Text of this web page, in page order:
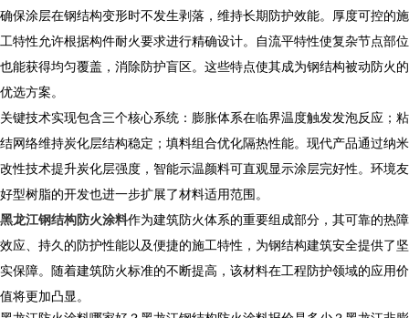
确保涂层在钢结构变形时不发生剥落，维持长期防护效能。厚度可控的施
工特性允许根据构件耐火要求进行精确设计。自流平特性使复杂节点部位
也能获得均匀覆盖，消除防护盲区。这些特点使其成为钢结构被动防火的
优选方案。
关键技术实现包含三个核心系统：膨胀体系在临界温度触发发泡反应；粘
结网络维持炭化层结构稳定；填料组合优化隔热性能。现代产品通过纳米
改性技术提升炭化层强度，智能示温颜料可直观显示涂层完好性。环境友
好型树脂的开发也进一步扩展了材料适用范围。
黑龙江钢结构防火涂料作为建筑防火体系的重要组成部分，其可靠的热障
效应、持久的防护性能以及便捷的施工特性，为钢结构建筑安全提供了坚
实保障。随着建筑防火标准的不断提高，该材料在工程防护领域的应用价
值将更加凸显。